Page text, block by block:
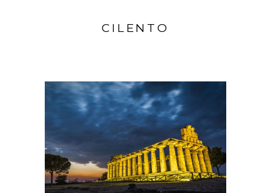
CILENTO